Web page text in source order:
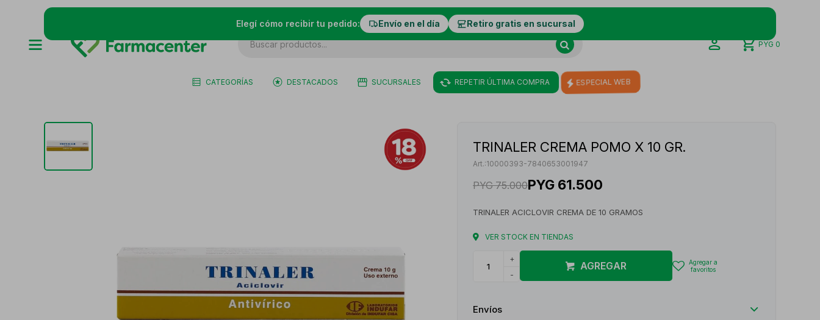
Elegí cómo recibir tu pedido: Envío en el día Retiro gratis en sucursal
CATEGORÍAS DESTACADOS SUCURSALES REPETIR ÚLTIMA COMPRA ESPECIAL WEB
PYG 0
TRINALER CREMA POMO X 10 GR.
10000393-7840653001947
PYG 75.000PYG 61.500
TRINALER ACICLOVIR CREMA DE 10 GRAMOS
VER STOCK EN TIENDAS
+
-
AGREGAR
Envíos